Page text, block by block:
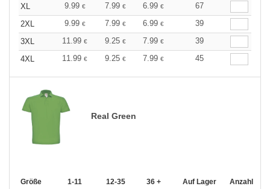
XL
9.99 € 7.99 € 6.99 €
67
2XL
9.99 € 7.99 € 6.99 €
39
3XL
11.99 € 9.25 € 7.99 €
39
4XL
11.99 € 9.25 € 7.99 € 45
Real Green
Größe 1-11 12-35 36 + Auf Lager Anzahl